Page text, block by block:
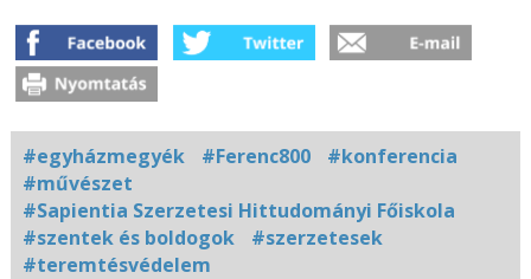
#egyházmegyék #Ferenc800
#konferencia
#művészet
#Sapientia Szerzetesi Hittudományi Főiskola
#szentek és boldogok
#szerzetesek
#teremtésvédelem